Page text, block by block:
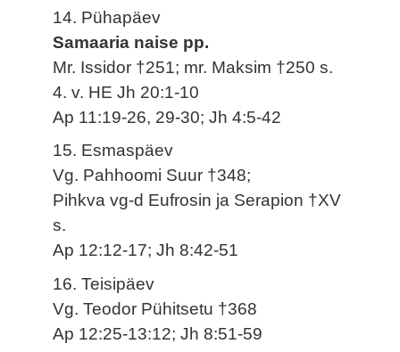
14. Pühapäev
Samaaria naise pp.
Mr. Issidor †251; mr. Maksim †250 s.
4. v. HE Jh 20:1-10
Ap 11:19-26, 29-30; Jh 4:5-42
15. Esmaspäev
Vg. Pahhoomi Suur †348;
Pihkva vg-d Eufrosin ja Serapion †XV
s.
Ap 12:12-17; Jh 8:42-51
16. Teisipäev
Vg. Teodor Pühitsetu †368
Ap 12:25-13:12; Jh 8:51-59